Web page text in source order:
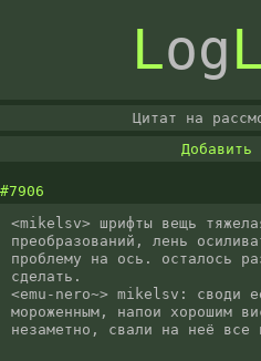
LogL
Цитат на
Добавить
#7906
<mikelsv> шрифты вещь
преобразований, лень
проблему на ось. осталось
сделать.
<emu-nero~> mikelsv: своди
мороженным, напои хорошим
незаметно, свали на неё все